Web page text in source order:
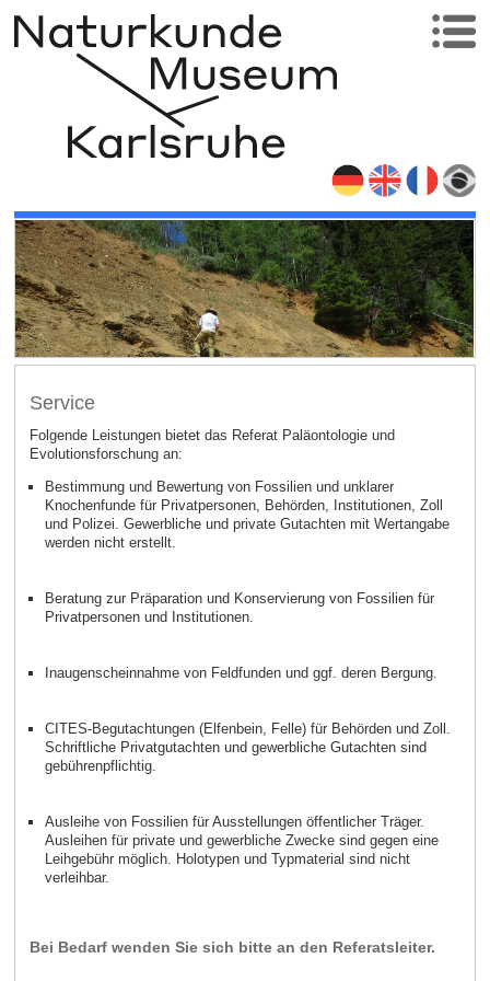
Service
Folgende Leistungen bietet das Referat Paläontologie und
Evolutionsforschung an:
Bestimmung und Bewertung von Fossilien und unklarer
Knochenfunde für Privatpersonen, Behörden, Institutionen, Zoll
und Polizei. Gewerbliche und private Gutachten mit Wertangabe
werden nicht erstellt.
Beratung zur Präparation und Konservierung von Fossilien für
Privatpersonen und Institutionen.
Inaugenscheinnahme von Feldfunden und ggf. deren Bergung.
CITES-Begutachtungen (Elfenbein, Felle) für Behörden und Zoll.
Schriftliche Privatgutachten und gewerbliche Gutachten sind
gebührenpflichtig.
Ausleihe von Fossilien für Ausstellungen öffentlicher Träger.
Ausleihen für private und gewerbliche Zwecke sind gegen eine
Leihgebühr möglich. Holotypen und Typmaterial sind nicht
verleihbar.
Bei Bedarf wenden Sie sich bitte an den Referatsleiter.